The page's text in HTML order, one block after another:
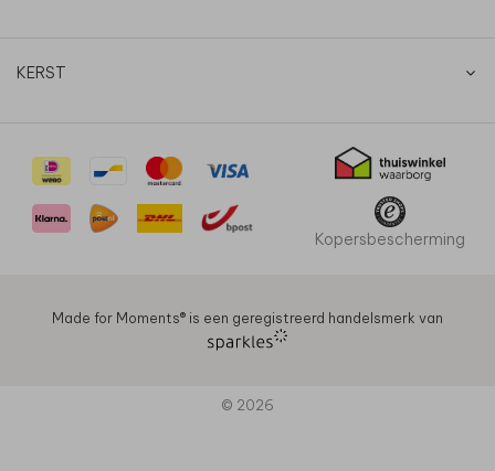
KERST
Kopersbescherming
Made for Moments®️ is een geregistreerd handelsmerk van
© 2026